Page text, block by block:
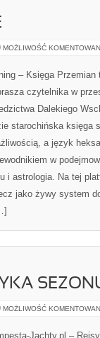
MOŻLIWOŚĆ
– Księga
czytelnika w
Dalekiego
starochińska księga
a język
w
i astrologia. Na tej
jako żywy system
MOŻLIWOŚĆ
Jachty.pl –